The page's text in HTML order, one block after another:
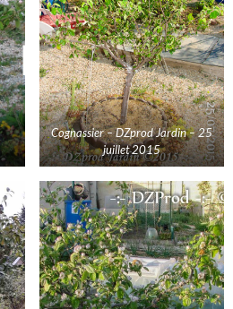
Cognassier – DZprod Jardin – 25
juillet 2015